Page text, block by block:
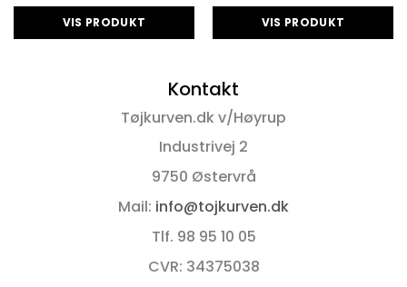
VIS PRODUKT
varianter.
Mulighederne
på
VIS PRODUKT
Kontakt
Tøjkurven.dk v/Høyrup
Industrivej 2
9750 Østervrå
Mail: info@tojkurven.dk
Tlf. 98 95 10 05
CVR: 34375038